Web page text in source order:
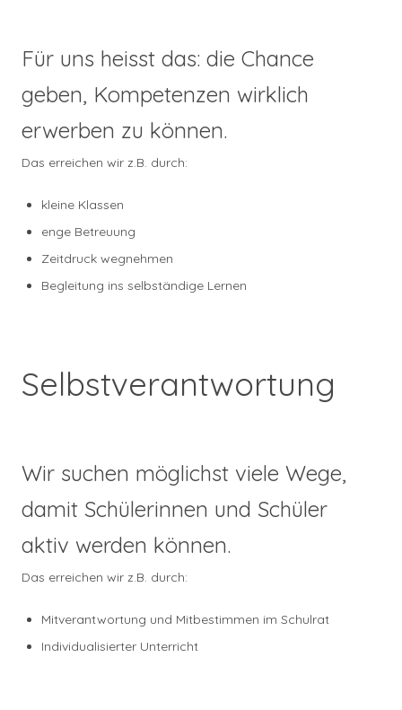
Für uns heisst das: die Chance
geben, Kompetenzen wirklich
erwerben zu können.
Das erreichen wir z.B. durch:
kleine Klassen
enge Betreuung
Zeitdruck wegnehmen
Begleitung ins selbständige Lernen
Selbstverantwortung
Wir suchen möglichst viele Wege,
damit Schülerinnen und Schüler
aktiv werden können.
Das erreichen wir z.B. durch:
Mitverantwortung und Mitbestimmen im Schulrat
Individualisierter Unterricht